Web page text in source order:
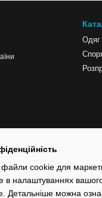
Одяг
cookie для
в налаштуваннях
Детальніше можна